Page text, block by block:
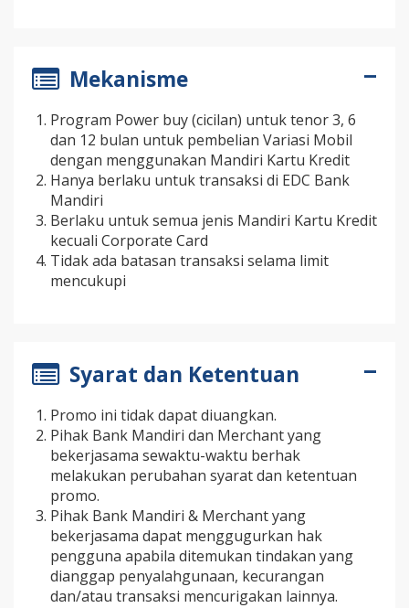
Mekanisme
Program Power buy (cicilan) untuk tenor 3, 6
dan 12 bulan untuk pembelian Variasi Mobil
dengan menggunakan Mandiri Kartu Kredit
Hanya berlaku untuk transaksi di EDC Bank
Mandiri
Berlaku untuk semua jenis Mandiri Kartu Kredit
kecuali Corporate Card
Tidak ada batasan transaksi selama limit
mencukupi
Syarat dan Ketentuan
Promo ini tidak dapat diuangkan.
Pihak Bank Mandiri dan Merchant yang
bekerjasama sewaktu-waktu berhak
melakukan perubahan syarat dan ketentuan
promo.
Pihak Bank Mandiri & Merchant yang
bekerjasama dapat menggugurkan hak
pengguna apabila ditemukan tindakan yang
dianggap penyalahgunaan, kecurangan
dan/atau transaksi mencurigakan lainnya.